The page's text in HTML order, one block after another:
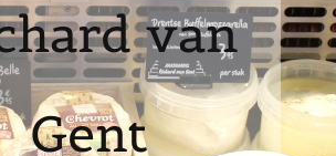
van
Gent